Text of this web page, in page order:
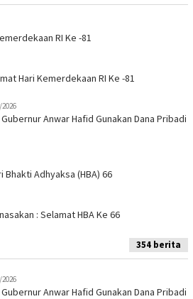
RI Ke -81
Hari Kemerdekaan RI Ke -81
Anwar Hafid Gunakan Dana Pribadi
Bhakti Adhyaksa (HBA) 66
: Selamat HBA Ke 66
354 berita
Anwar Hafid Gunakan Dana Pribadi